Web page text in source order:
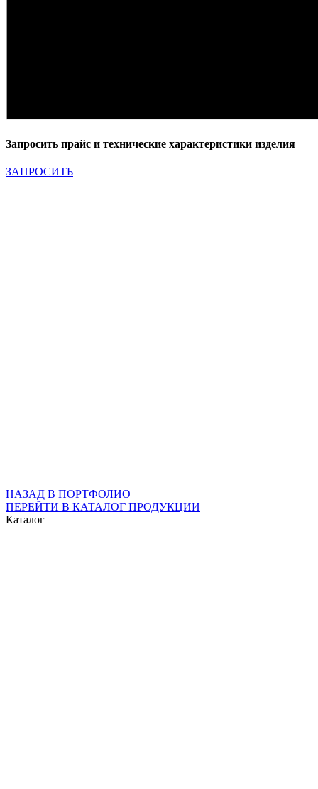
Запросить прайс и технические характеристики изделия
ЗАПРОСИТЬ
НАЗАД В ПОРТФОЛИО
ПЕРЕЙТИ В КАТАЛОГ ПРОДУКЦИИ
Каталог